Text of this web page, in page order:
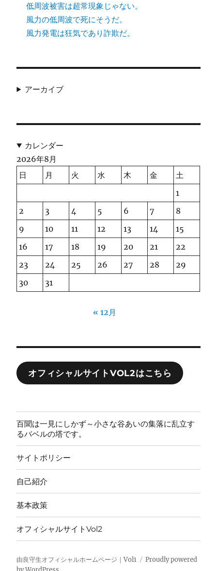
低周波被害は超常現象じゃない。
風力の低周波で死にそうだ。
風力発電は狂気であり詐欺だ。
アーカイブ
カレンダー
2026年8月
日
月 火 水 木 金
土
1
2
3 4 5 6 7
8
9
10 11 12 13 14
15
16
17 18 19 20 21
22
23
24 25 26 27 28
29
30
31
« 12月
オフィシャルサイトVOL2はこちら
百聞は一見にしかず～小さな谷あいの集落に乱立す
るバベルの塔です。
サイトポリシー
自己紹介
基本政策
オフィシャルサイトVol2
由良守生オフィシャルホームページ｜Vol1
Proudly powered